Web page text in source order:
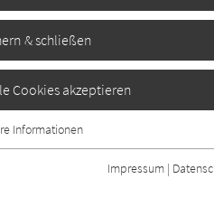
& schließen
Cookies akzeptieren
Funktionen der Webseite
dass die Webseite einwandfrei
Informationen
Impressum |